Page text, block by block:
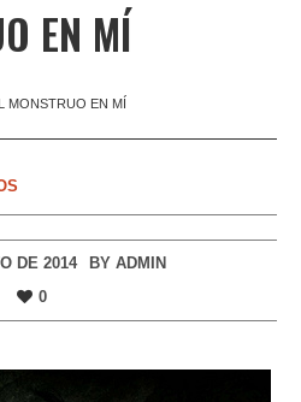
EN MÍ
MONSTRUO EN MÍ
DE 2014 BY ADMIN
0